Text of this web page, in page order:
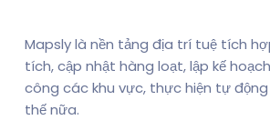
Mapsly là nền tảng địa trí tuệ tích
tích, cập nhật hàng loạt, lập kế
công các khu vực, thực hiện tự
thế nữa.